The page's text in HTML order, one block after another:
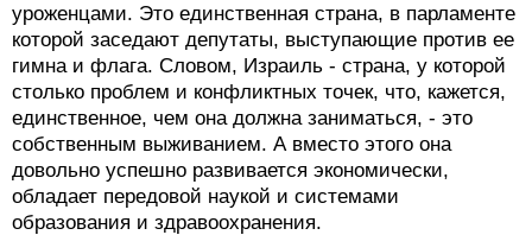
уроженцами. Это единственная страна, в парламенте
которой заседают депутаты, выступающие против ее
гимна и флага. Словом, Израиль - страна, у которой
столько проблем и конфликтных точек, что, кажется,
единственное, чем она должна заниматься, - это
собственным выживанием. А вместо этого она
довольно успешно развивается экономически,
обладает передовой наукой и системами
образования и здравоохранения.